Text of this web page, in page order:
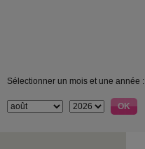
Sélectionner un mois et une année :